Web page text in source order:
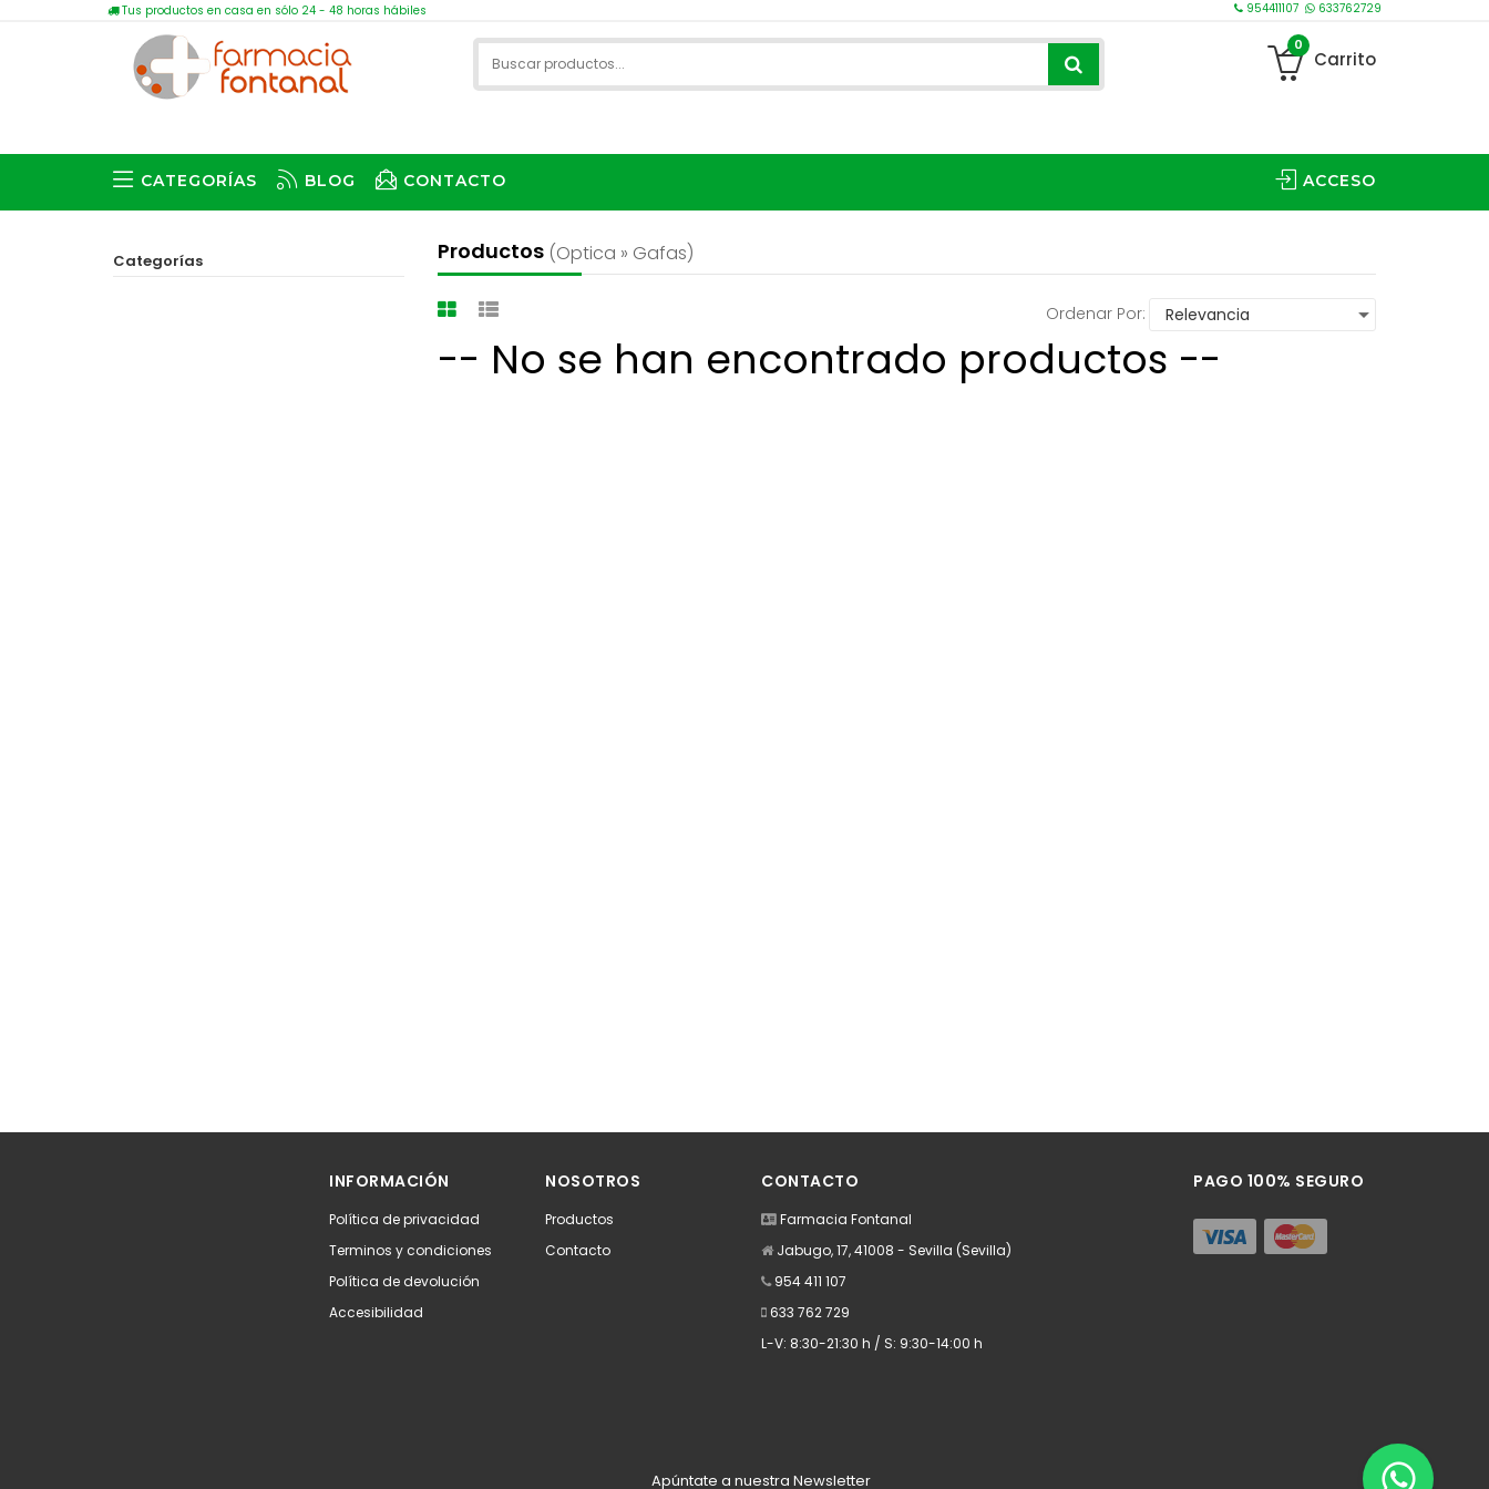
Tus productos en casa en sólo 24 - 48 horas hábiles 954411107 633762729
0
Carrito
CATEGORÍAS BLOG CONTACTO ACCESO
Productos (optica » Gafas)
Ordenar Por:
-- No se han encontrado productos --
Categorías
INFORMACIÓN
Política de privacidad
Terminos y condiciones
Política de devolución
Accesibilidad
NOSOTROS
Productos
Contacto
CONTACTO
Farmacia Fontanal
Jabugo, 17, 41008 - Sevilla (Sevilla)
954 411 107
633 762 729
L-V: 8:30-21:30 h / S: 9:30-14:00 h
PAGO 100% SEGURO
Apúntate a nuestra Newsletter